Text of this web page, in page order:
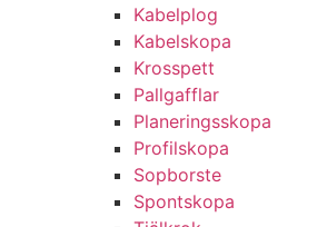
Kabel­plog
Kabel­skopa
Kros­spett
Pallgafflar
Planerings­skopa
Profil­skopa
Sop­borste
Spont­skopa